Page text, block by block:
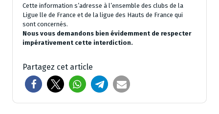
Cette information s’adresse à l’ensemble des clubs de la
Ligue lle de France et de la ligue des Hauts de France qui
sont concernés.
Nous vous demandons bien évidemment de respecter
impérativement cette interdiction.
Partagez cet article